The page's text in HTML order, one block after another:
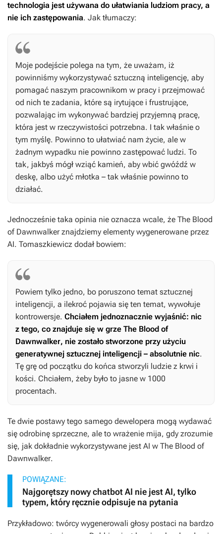
technologia jest używana do ułatwiania ludziom pracy, a
nie ich zastępowania. Jak tłumaczy:
Moje podejście polega na tym, że uważam, iż
powinniśmy wykorzystywać sztuczną inteligencję, aby
pomagać naszym pracownikom w pracy i przejmować
od nich te zadania, które są irytujące i frustrujące,
pozwalając im wykonywać bardziej przyjemną pracę,
która jest w rzeczywistości potrzebna. I tak właśnie o
tym myślę. Powinno to ułatwiać nam życie, ale w
żadnym wypadku nie powinno zastępować ludzi. To
tak, jakbyś mógł wziąć kamień, aby wbić gwóźdź w
deskę, albo użyć młotka – tak właśnie powinno to
działać.
Jednocześnie taka opinia nie oznacza wcale, że The Blood
of Dawnwalkerznajdziemy elementy wygenerowane przez
AI. Tomaszkiewicz dodał bowiem:
Powiem tylko jedno, bo poruszono temat sztucznej
inteligencji, a ilekroć pojawia się ten temat, wywołuje
kontrowersje. Chciałem jednoznacznie wyjaśnić: nic
z tego, co znajduje się w grze The Blood of
Dawnwalker, nie zostało stworzone przy użyciu
generatywnej sztucznej inteligencji – absolutnie nic.
Tę grę od początku do końca stworzyli ludzie z krwi i
kości. Chciałem, żeby było to jasne w 1000
procentach.
Te dwie postawy tego samego dewelopera mogą wydawać
się odrobinę sprzeczne, ale to wrażenie mija, gdy zrozumie
się, jak dokładnie wykorzystywane jest AI w The Blood of
Dawnwalker.
POWIĄZANE:
Najgorętszy nowy chatbot AI nie jest AI, tylko
typem, który ręcznie odpisuje na pytania
Przykładowo: twórcy wygenerowali głosy postaci na bardzo